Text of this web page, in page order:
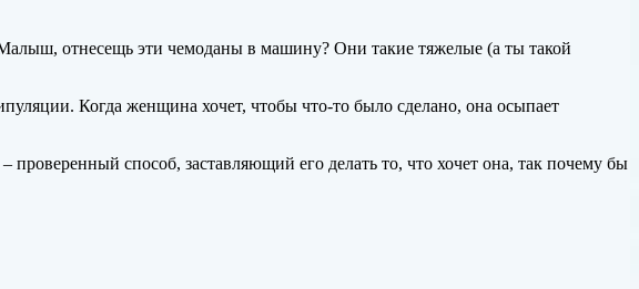
отнесещь эти чемоданы в машину? Они такие тяжелые (а ты такой
Когда женщина хочет, чтобы что-то было сделано, она осыпает
проверенный способ, заставляющий его делать то, что хочет она, так почему бы